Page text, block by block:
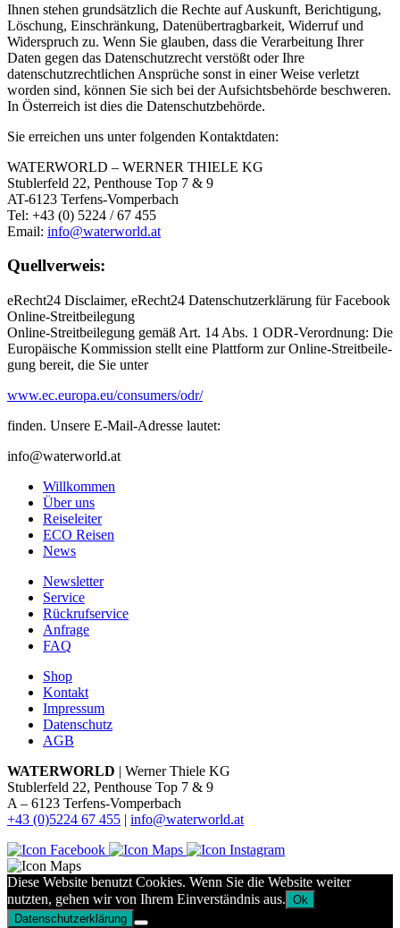
Ihnen stehen grundsätzlich die Rechte auf Auskunft, Berichtigung,
Löschung, Einschränkung, Datenübertragbarkeit, Widerruf und
Widerspruch zu. Wenn Sie glauben, dass die Verarbeitung Ihrer
Daten gegen das Datenschutzrecht verstößt oder Ihre
datenschutzrechtlichen Ansprüche sonst in einer Weise verletzt
worden sind, können Sie sich bei der Aufsichtsbehörde beschweren.
In Österreich ist dies die Datenschutzbehörde.
Sie erreichen uns unter folgenden Kontaktdaten:
WATERWORLD – WERNER THIELE KG
Stublerfeld 22, Penthouse Top 7 & 9
AT-6123 Terfens-Vomperbach
Tel: +43 (0) 5224 / 67 455
Email: info@waterworld.at
Quellverweis:
eRecht24 Disclaimer, eRecht24 Datenschutzerklärung für Facebook
On­li­ne-Streit­bei­le­gung
On­li­ne-Streit­bei­le­gung gemäß Art. 14 Abs. 1 ODR-Ver­ord­nung: Die
Eu­ro­päi­sche Kom­mis­si­on stellt eine Platt­form zur On­li­ne-Streit­bei­le­
gung be­reit, die Sie unter
www.ec.europa.eu/consumers/odr/
fin­den. Un­se­re E-Mail-Adres­se lau­tet:
info@waterworld.at
Willkommen
Über uns
Reiseleiter
ECO Reisen
News
Newsletter
Service
Rückrufservice
Anfrage
FAQ
Shop
Kontakt
Impressum
Datenschutz
AGB
WATERWORLD | Werner Thiele KG
Stublerfeld 22, Penthouse Top 7 & 9
A – 6123 Terfens-Vomperbach
+43 (0)5224 67 455 | info@waterworld.at
Diese Website benutzt Cookies. Wenn Sie die Website weiter
nutzten, gehen wir von Ihrem Einverständnis aus. Ok
Datenschutzerklärung